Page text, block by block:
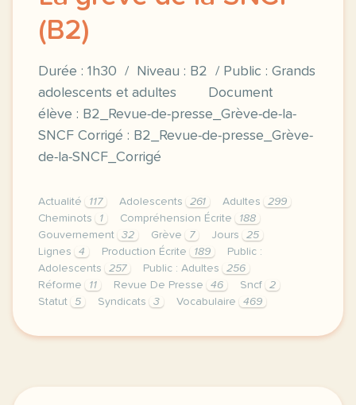
(B2)
Durée : 1h30 / Niveau : B2 / Public : Grands
adolescents et adultes Document
élève : B2_Revue-de-presse_Grève-de-la-
SNCF Corrigé : B2_Revue-de-presse_Grève-
de-la-SNCF_Corrigé
Actualité 117 Adolescents 261 Adultes
299
Cheminots
1 Compréhension Écrite
188
Gouvernement
32 Grève 7 Jours
25
Lignes
4 Production Écrite 189
Public :
Adolescents
257 Public : Adultes
256
Réforme
11 Revue De Presse 46 Sncf
2
Statut
5 Syndicats 3 Vocabulaire 469
duree 1h30 niveau b2 public grands adolescents